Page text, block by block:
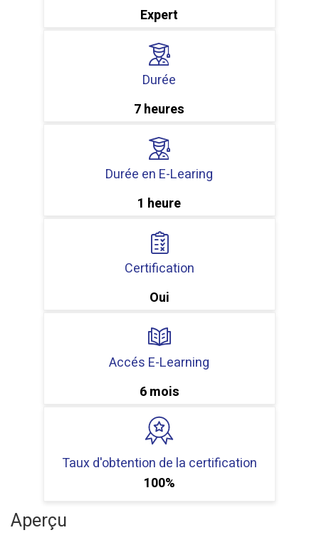
Expert
Durée
7 heures
Durée en E-Learing
1 heure
Certification
Oui
Accés E-Learning
6 mois
Taux d'obtention de la certification
100%
Aperçu